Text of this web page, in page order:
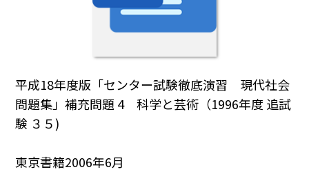
平成18年度版「センター試験徹底演習 現代社会
問題集」補充問題 4 科学と芸術（1996年度 追試
験 ３５)
東京書籍2006年6月